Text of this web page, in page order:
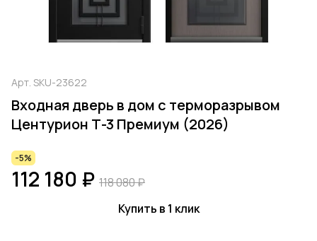
Арт. SKU-23622
Входная дверь в дом с терморазрывом
Центурион Т-3 Премиум (2026)
-5%
112 180 ₽ 118 080 ₽
Купить в 1 клик